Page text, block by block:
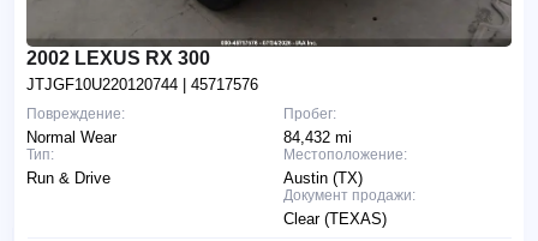
2002 LEXUS RX 300
JTJGF10U220120744 | 45717576
Пробег:
84,432 mi
Местоположение:
Austin (TX)
Документ продажи:
Clear (TEXAS)
Повреждение:
Normal Wear
Тип:
Run & Drive